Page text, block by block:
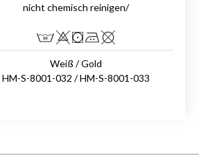
nicht chemisch reinigen/
Weiß / Gold
HM-S-8001-032 / HM-S-8001-033